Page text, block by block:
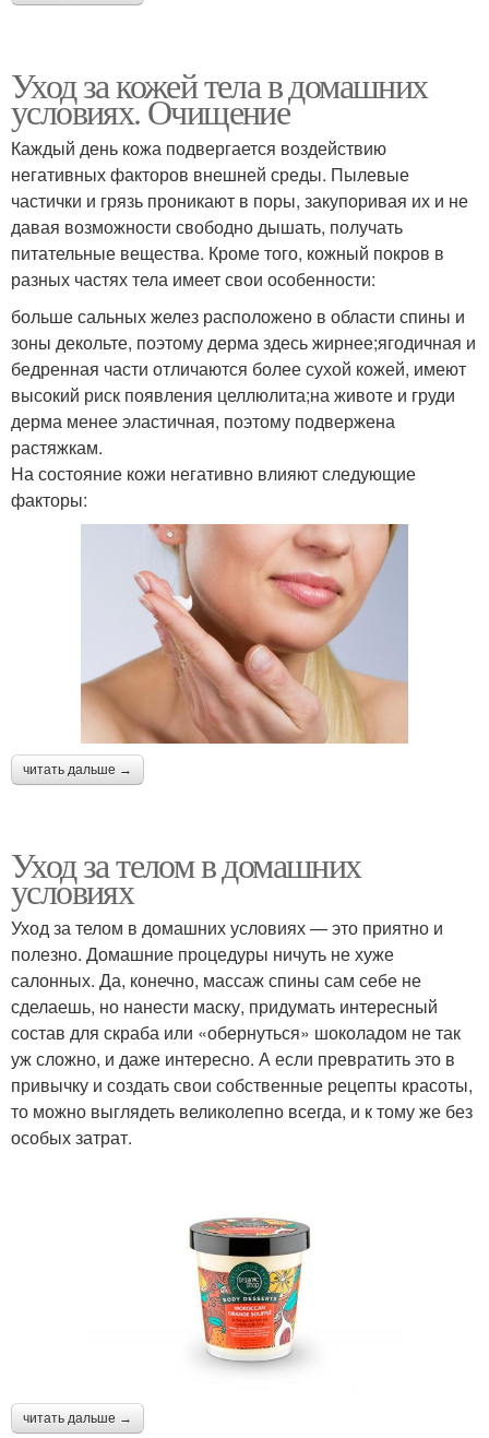
Уход за кожей тела в домашних
условиях. Очищение
Каждый день кожа подвергается воздействию
негативных факторов внешней среды. Пылевые
частички и грязь проникают в поры, закупоривая их и не
давая возможности свободно дышать, получать
питательные вещества. Кроме того, кожный покров в
разных частях тела имеет свои особенности:
больше сальных желез расположено в области спины и
зоны декольте, поэтому дерма здесь жирнее;ягодичная и
бедренная части отличаются более сухой кожей, имеют
высокий риск появления целлюлита;на животе и груди
дерма менее эластичная, поэтому подвержена
растяжкам.
На состояние кожи негативно влияют следующие
факторы:
читать дальше →
Уход за телом в домашних
условиях
Уход за телом в домашних условиях — это приятно и
полезно. Домашние процедуры ничуть не хуже
салонных. Да, конечно, массаж спины сам себе не
сделаешь, но нанести маску, придумать интересный
состав для скраба или «обернуться» шоколадом не так
уж сложно, и даже интересно. А если превратить это в
привычку и создать свои собственные рецепты красоты,
то можно выглядеть великолепно всегда, и к тому же без
особых затрат.
читать дальше →